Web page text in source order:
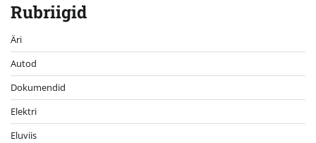
Rubriigid
Äri
Autod
Dokumendid
Elektri
Eluviis